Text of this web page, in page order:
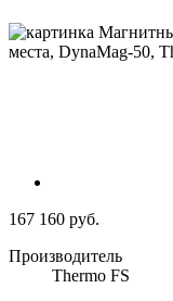
167 160 руб.
Производитель
Thermo FS